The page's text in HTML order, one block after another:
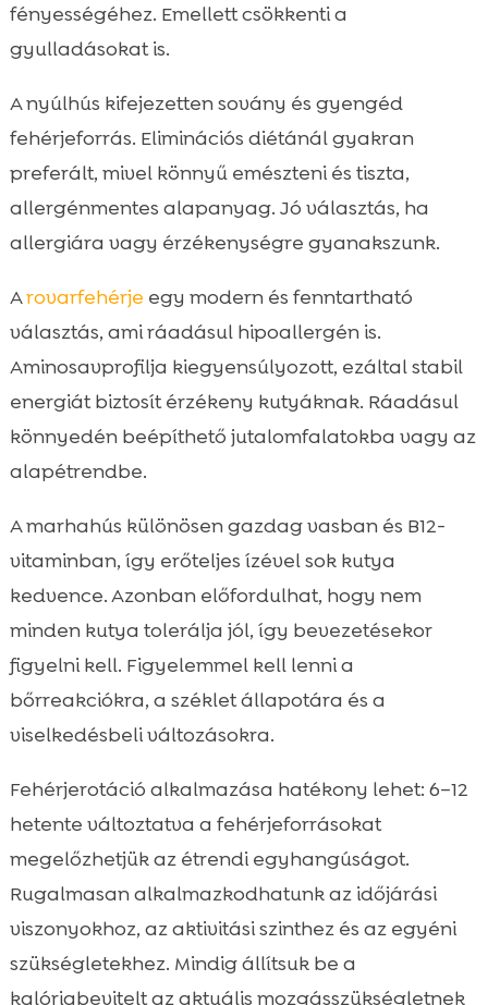
fényességéhez. Emellett csökkenti a
gyulladásokat is.
A nyúlhús kifejezetten sovány és gyengéd
fehérjeforrás. Eliminációs diétánál gyakran
preferált, mivel könnyű emészteni és tiszta,
allergénmentes alapanyag. Jó választás, ha
allergiára vagy érzékenységre gyanakszunk.
Arovarfehérje egy modern és fenntartható
választás, ami ráadásul hipoallergén is.
Aminosavprofilja kiegyensúlyozott, ezáltal stabil
energiát biztosít érzékeny kutyáknak. Ráadásul
könnyedén beépíthető jutalomfalatokba vagy az
alapétrendbe.
A marhahús különösen gazdag vasban és B12-
vitaminban, így erőteljes ízével sok kutya
kedvence. Azonban előfordulhat, hogy nem
minden kutya tolerálja jól, így bevezetésekor
figyelni kell. Figyelemmel kell lenni a
bőrreakciókra, a széklet állapotára és a
viselkedésbeli változásokra.
Fehérjerotáció alkalmazása hatékony lehet: 6–12
hetente változtatva a fehérjeforrásokat
megelőzhetjük az étrendi egyhangúságot.
Rugalmasan alkalmazkodhatunk az időjárási
viszonyokhoz, az aktivitási szinthez és az egyéni
szükségletekhez. Mindig állítsuk be a
kalóriabevitelt az aktuális mozgásszükségletnek